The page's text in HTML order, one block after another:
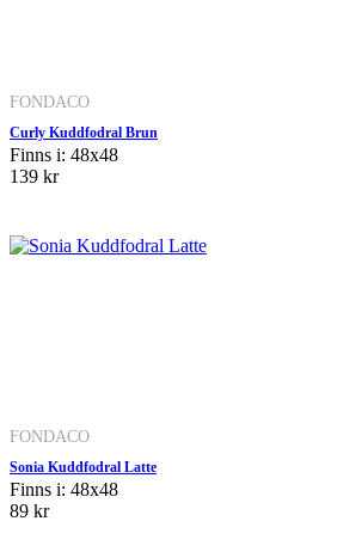
FONDACO
Curly Kuddfodral Brun
Finns i: 48x48
139 kr
FONDACO
Sonia Kuddfodral Latte
Finns i: 48x48
89 kr